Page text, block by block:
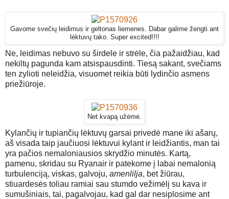
Gavome svečių leidimus ir geltonas liemenes. Dabar galime žengti ant
lėktuvų tako. Super excited!!!!
Ne, leidimas nebuvo su širdele ir strėle, čia pažaidžiau, kad
nekiltų pagunda kam atsispausdinti. Tiesą sakant, svečiams
ten zylioti neleidžia, visuomet reikia būti lydinčio asmens
priežiūroje.
Net kvapą užėmė.
Kylančių ir tupiančių lėktuvų garsai privedė mane iki ašarų,
aš visada taip jaučiuosi lėktuvui kylant ir leidžiantis, man tai
yra pačios nemaloniausios skrydžio minutės. Kartą,
pamenu, skridau su Ryanair ir patekome į labai nemalonią
turbulenciją, viskas, galvoju, amenlilja, bet žiūrau,
stiuardesės toliau ramiai sau stumdo vežimėlį su kava ir
sumušiniais, tai, pagalvojau, kad gal dar nesiplosime ant